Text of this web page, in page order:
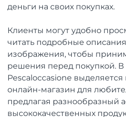
деньги на своих покупках.
Клиенты могут удобно
читать подробные
изображения, чтобы
решения перед покупкой. В
Pescaloccasione
онлайн-магазин для
предлагая разнообразный
высококачественных